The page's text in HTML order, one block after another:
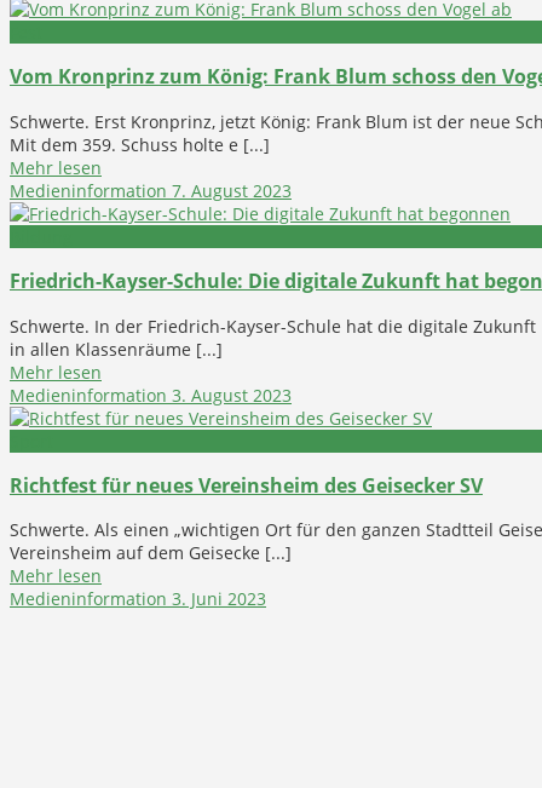
Vom Kronprinz zum König: Frank Blum schoss den
Schwerte. Erst Kronprinz, jetzt König: Frank Blum ist der neue
Mit dem 359. Schuss holte e [...]
Mehr lesen
Medieninformation 7. August 2023
Friedrich-Kayser-Schule: Die digitale Zukunft hat
Schwerte. In der Friedrich-Kayser-Schule hat die digitale
in allen Klassenräume [...]
Mehr lesen
Medieninformation 3. August 2023
Richtfest für neues Vereinsheim des Geisecker SV
Schwerte. Als einen „wichtigen Ort für den ganzen Stadtteil
Vereinsheim auf dem Geisecke [...]
Mehr lesen
Medieninformation 3. Juni 2023